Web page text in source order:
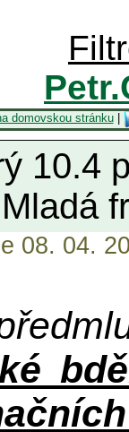
domovskou stránku|
10.4
08. 04.